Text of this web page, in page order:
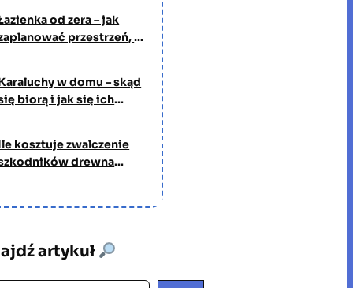
od zera – jak
przestrzeń, w
w domu – skąd
biorą i jak się ich
kosztuje zwalczenie
drewna
artykuł